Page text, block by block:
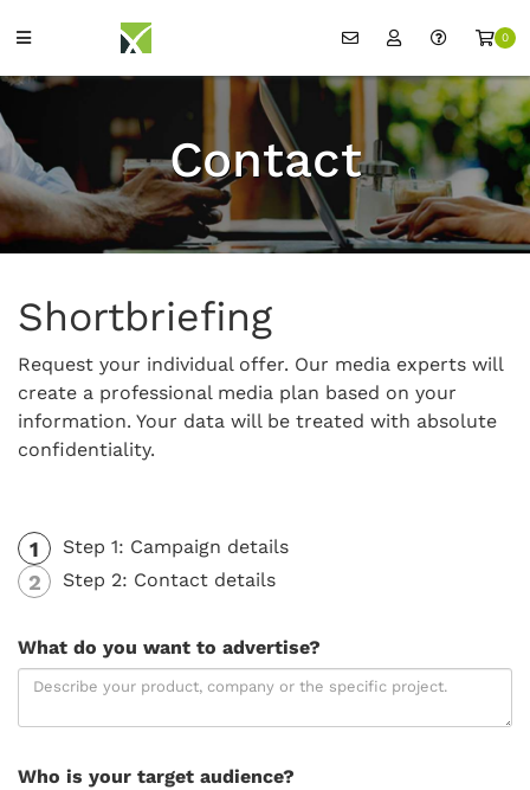
0
Contact
Shortbriefing
Request your individual offer. Our media experts will
create a professional media plan based on your
information. Your data will be treated with absolute
confidentiality.
1 Step 1: Campaign details
2 Step 2: Contact details
What do you want to advertise?
Who is your target audience?